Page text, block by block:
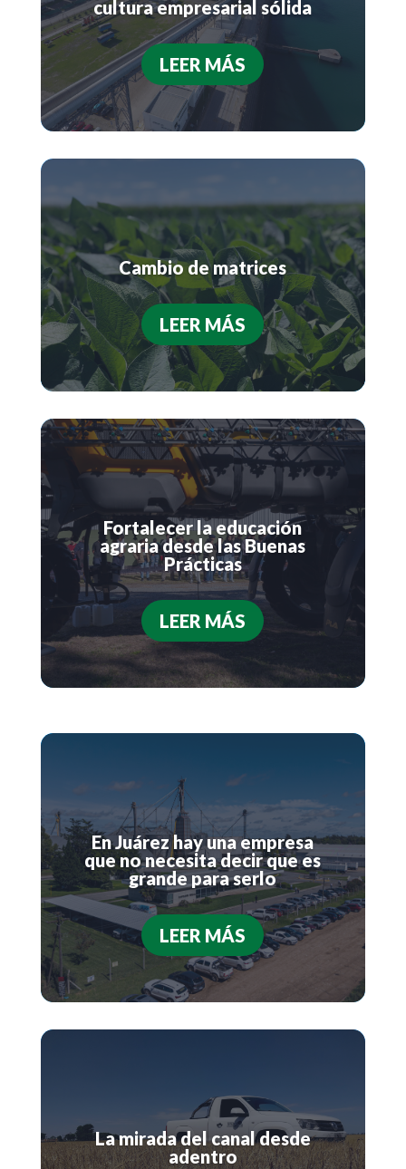
cultura empresarial sólida
LEER MÁS
Cambio de matrices
LEER MÁS
Fortalecer la educación
agraria desde las Buenas
Prácticas
LEER MÁS
En Juárez hay una empresa
que no necesita decir que es
grande para serlo
LEER MÁS
La mirada del canal desde
adentro